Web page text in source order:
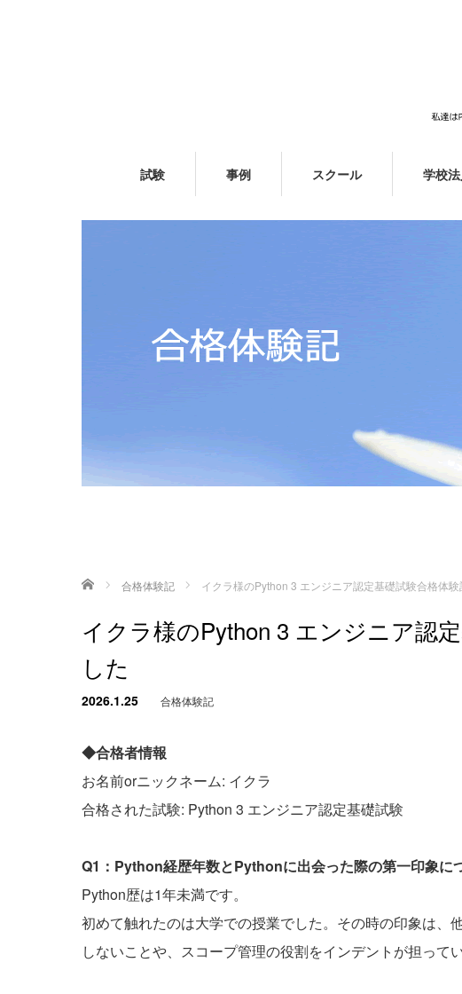
試験 事例 スクール 学校法
ホーム 合格体験記 イクラ様のPython 3 エンジニア認定基礎試験合格体
イクラ様のPython 3 エンジニア認
した
2026.1.25 合格体験記
◆合格者情報
お名前orニックネーム: イクラ
合格された試験: Python 3 エンジニア認定基礎試験
Q1：Python経歴年数とPythonに出会った際の第一印象に
Python歴は1年未満です。
初めて触れたのは大学での授業でした。その時の印象は、
しないことや、スコープ管理の役割をインデントが担って